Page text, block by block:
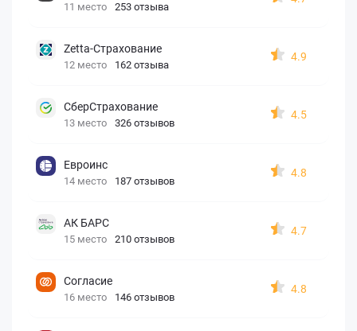
11 место 253 отзыва
Zetta-Страхование
12 место 162 отзыва
4.9
СберСтрахование
13 место 326 отзывов
4.5
Евроинс
14 место 187 отзывов
4.8
АК БАРС
15 место 210 отзывов
4.7
Согласие
16 место 146 отзывов
4.8